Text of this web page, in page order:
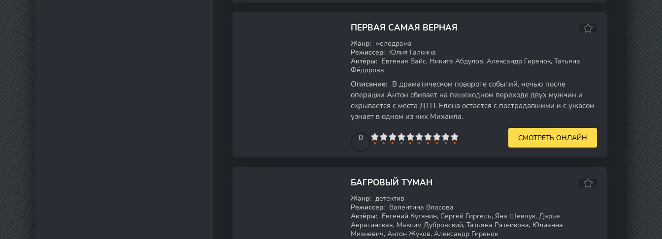
ПЕРВАЯ САМАЯ ВЕРНАЯ
Жанр: мелодрама
Режиссер: Юлия Галкина
Актёры: Евгения Вайс, Никита Абдулов, Александр Гиренок, Татьяна
Фёдорова
Описание: В драматическом повороте событий, ночью после
операции Антон сбивает на пешеходном переходе двух мужчин и
скрывается с места ДТП. Елена остается с пострадавшими и с ужасом
узнает в одном из них Михаила.
0
5 7 8 9 10 СМОТРЕТЬ ОНЛАЙН
БАГРОВЫЙ ТУМАН
Жанр: детектив
Режиссер: Валентина Власова
Актёры: Евгений Кутянин, Сергей Гиргель, Яна Шевчук, Дарья
Авратинская, Максим Дубровский, Татьяна Ратникова, Юлианна
Михневич, Антон Жуков, Александр Гиренок